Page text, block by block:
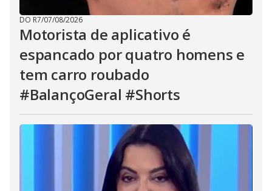
DO R7/07/08/2026
Motorista de aplicativo é
espancado por quatro homens e
tem carro roubado
#BalançoGeral #Shorts